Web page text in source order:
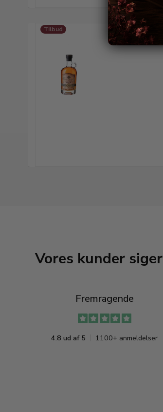
Tilbud
Vores kunder siger
Fremragende
4.8 ud af 5 1100+ anmeldelser